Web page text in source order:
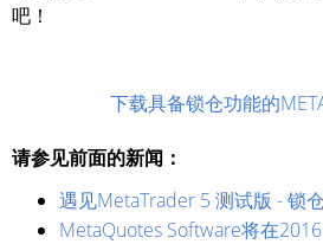
吧！
下载具备锁仓功能的
请参见前面的新闻：
遇见MetaTrader 5 测试版 - 锁
MetaQuotes Software将在